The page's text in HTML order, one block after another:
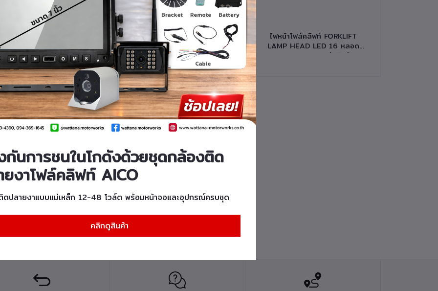
หยิบใส่ตะกร้า
หน้าโฟล์คลิฟท์ LAMP HEAD
9 หลอด FLOOD BEAM
รหัสสินค้า 60701-W0144
หยิบใส่ตะกร้า
ไฟหน้าโฟล์คลิฟท์ FORKLIFT
LAMP HEAD LED 9 หลอด
FLOOD BEAM รหัสสินค้า
60701-W0024
หยิบใส่ตะกร้า
ไฟหน้าโฟล์คลิฟท์ FORKLIFT
LAMP HEAD LED 16 หลอด
FLOOD BEAM รหัสสินค้า
ไฟหน้าโฟล์คลิฟท์ FORKLIFT
รหัสสินค้า
กันการชนในโกดังด้วยชุดกล้องติด
ยงาโฟล์คลิฟท์ AICO
ปลายงาแบบแม่เหล็ก 12-48 โวล์ต พร้อมหน้าจอและอุปกรณ์ครบชุด
คลิกดูสินค้า